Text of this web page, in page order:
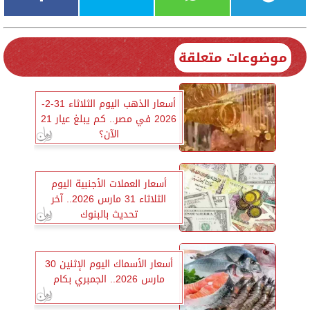
موضوعات متعلقة
أسعار الذهب اليوم الثلاثاء 31-2-
2026 في مصر.. كم يبلغ عيار 21
الآن؟
أسعار العملات الأجنبية اليوم
الثلاثاء 31 مارس 2026.. آخر
تحديث بالبنوك
أسعار الأسماك اليوم الإثنين 30
مارس 2026.. الجمبري بكام